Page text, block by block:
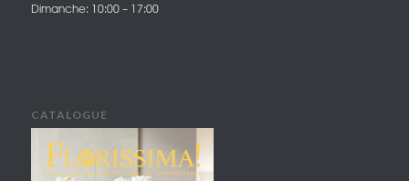
Dimanche: 10:00 – 17:00
CATALOGUE